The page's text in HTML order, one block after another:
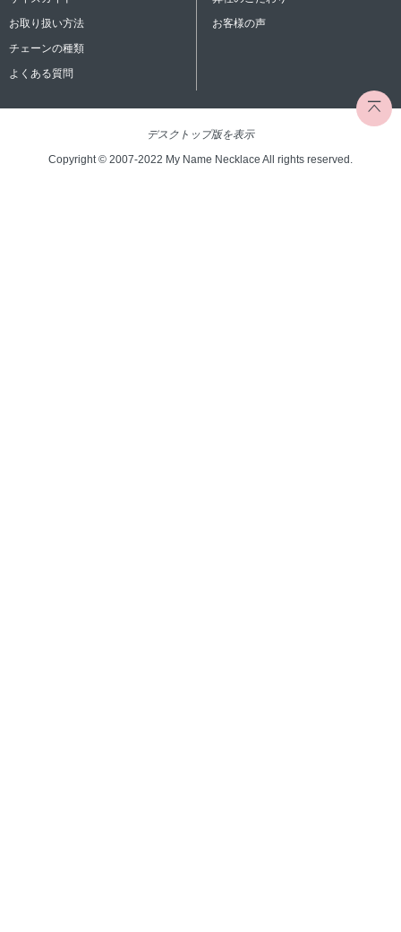
お取り扱い方法
チェーンの種類
よくある質問
お客様の声
デスクトップ版を表示
Copyright © 2007-2022 My Name Necklace All rights reserved.